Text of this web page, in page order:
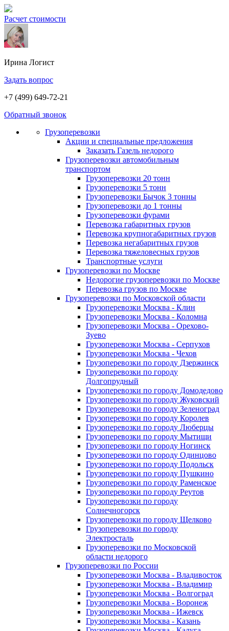
Расчет стоимости
Ирина Логист
Задать вопрос
+7 (499) 649-72-21
Обратный звонок
Грузоперевозки
Акции и специальные предложения
Заказать Газель недорого
Грузоперевозки автомобильным
транспортом
Грузоперевозки 20 тонн
Грузоперевозки 5 тонн
Грузоперевозки Бычок 3 тонны
Грузоперевозки до 1 тонны
Грузоперевозки фурами
Перевозка габаритных грузов
Перевозка крупногабаритных грузов
Перевозка негабаритных грузов
Перевозка тяжеловесных грузов
Транспортные услуги
Грузоперевозки по Москве
Недорогие грузоперевозки по Москве
Перевозка грузов по Москве
Грузоперевозки по Московской области
Грузоперевозки Москва - Клин
Грузоперевозки Москва - Коломна
Грузоперевозки Москва - Орехово-
Зуево
Грузоперевозки Москва - Серпухов
Грузоперевозки Москва - Чехов
Грузоперевозки по городу Дзержинск
Грузоперевозки по городу
Долгопрудный
Грузоперевозки по городу Домодедово
Грузоперевозки по городу Жуковский
Грузоперевозки по городу Зеленоград
Грузоперевозки по городу Королев
Грузоперевозки по городу Люберцы
Грузоперевозки по городу Мытищи
Грузоперевозки по городу Ногинск
Грузоперевозки по городу Одинцово
Грузоперевозки по городу Подольск
Грузоперевозки по городу Пушкино
Грузоперевозки по городу Раменское
Грузоперевозки по городу Реутов
Грузоперевозки по городу
Солнечногорск
Грузоперевозки по городу Щелково
Грузоперевозки по городу
Электросталь
Грузоперевозки по Московской
области недорого
Грузоперевозки по России
Грузоперевозки Москва - Владивосток
Грузоперевозки Москва - Владимир
Грузоперевозки Москва - Волгоград
Грузоперевозки Москва - Воронеж
Грузоперевозки Москва - Ижевск
Грузоперевозки Москва - Казань